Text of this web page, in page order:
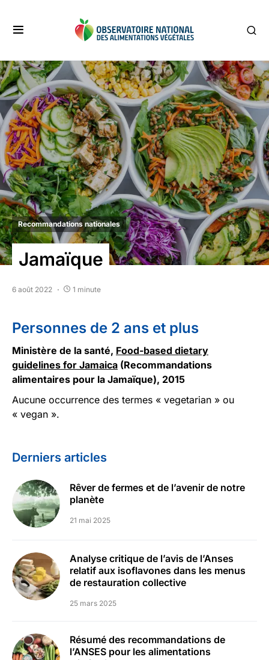
Recommandations nationales
Jamaïque
6 août 2022 1 minute
Personnes de 2 ans et plus
Ministère de la santé, Food-based dietary
guidelines for Jamaica (Recommandations
alimentaires pour la Jamaïque), 2015
Aucune occurrence des termes « vegetarian » ou
« vegan ».
Derniers articles
Rêver de fermes et de l’avenir de notre
planète
21 mai 2025
Analyse critique de l’avis de l’Anses
relatif aux isoflavones dans les menus
de restauration collective
25 mars 2025
Résumé des recommandations de
l’ANSES pour les alimentations